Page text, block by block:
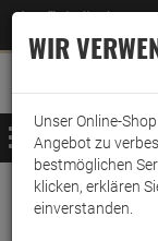
Jetzt für den Newsletter
MENÜ
www.wark24.de
WIR
Unser Online-
Angebot zu
bestmöglichen
klicken, erklären
einverstanden.